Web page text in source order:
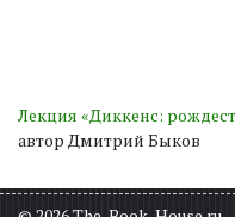
Лекция «Диккенс:
автор Дмитрий Быков